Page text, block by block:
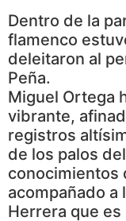
Dentro de la
flamenco
deleitaron al
Peña.
Miguel Ortega
vibrante,
registros
de los palos
conocimientos
acompañado a
Herrera que es